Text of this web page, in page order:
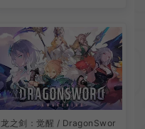
龙之剑：觉醒 / DragonSwor